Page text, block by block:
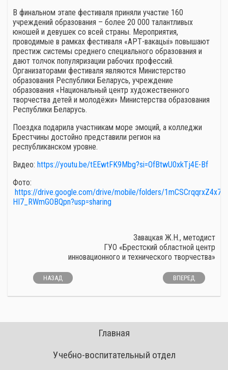
В финальном этапе фестиваля приняли участие 160
учреждений образования – более 20 000 талантливых
юношей и девушек со всей страны. Мероприятия,
проводимые в рамках фестиваля «АРТ-вакацыі» повышают
престиж системы среднего специального образования и
дают толчок популяризации рабочих профессий.
Организаторами фестиваля являются Министерство
образования Республики Беларусь, учреждение
образования «Национальный центр художественного
творчества детей и молодёжи» Министерства образования
Республики Беларусь.
Поездка подарила участникам море эмоций, а колледжи
Брестчины достойно представили регион на
республиканском уровне.
Видео: https://youtu.be/tEEwtFK9Mbg?si=OfBtwU0xkTj4E-Bf
Фото:
https://drive.google.com/drive/mobile/folders/
HI7_RWmGOBQpn?usp=sharing
Завацкая Ж.Н., методист
ГУО «Брестский областной центр
инновационного и технического творчества»
НАЗАД ВПЕРЕД
Главная
Учебно-воспитательный отдел